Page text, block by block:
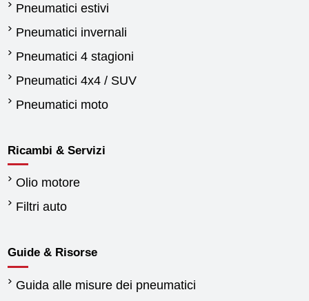
Pneumatici estivi
Pneumatici invernali
Pneumatici 4 stagioni
Pneumatici 4x4 / SUV
Pneumatici moto
Ricambi & Servizi
Olio motore
Filtri auto
Guide & Risorse
Guida alle misure dei pneumatici